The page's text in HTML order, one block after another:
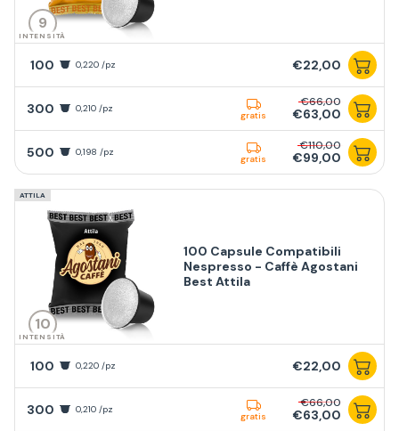
9
INTENSITÀ
100 0,220 /pz €22,00
300 0,210 /pz
gratis
€66,00
€63,00
500 0,198 /pz
gratis
€110,00
€99,00
ATTILA
10
INTENSITÀ
100 Capsule Compatibili
Nespresso - Caffè Agostani
Best Attila
100 0,220 /pz €22,00
300 0,210 /pz
gratis
€66,00
€63,00